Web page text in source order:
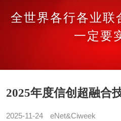
全世界各行各业
一定要
2025年度信创超融合
2025-11-24 eNet&Ciweek